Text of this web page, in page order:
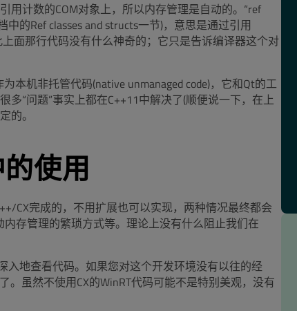
计数的COM对象上，所以内存管理是自动的。“ref
中的Ref classes and structs一节)，意思是通过引用
面那行代码没有什么神奇的；它只是告诉编译器这个对
本机非托管代码(native unmanaged code)，它和Qt的工
“问题”事实上都在C++11中解决了(顺便说一下，在上
的。
使用
CX完成的，不用扩展也可以实现，两种情况最终都会
存管理的繁琐方式等。理论上没有什么阻止我们在
入地查看代码。如果您对这个开发环境没有以往的经
虽然不使用CX的WinRT代码可能不是特别美观，没有